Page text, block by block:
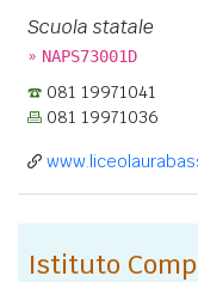
Scuola statale
» NAPS73001D
081 19971041
081 19971036
Istituto